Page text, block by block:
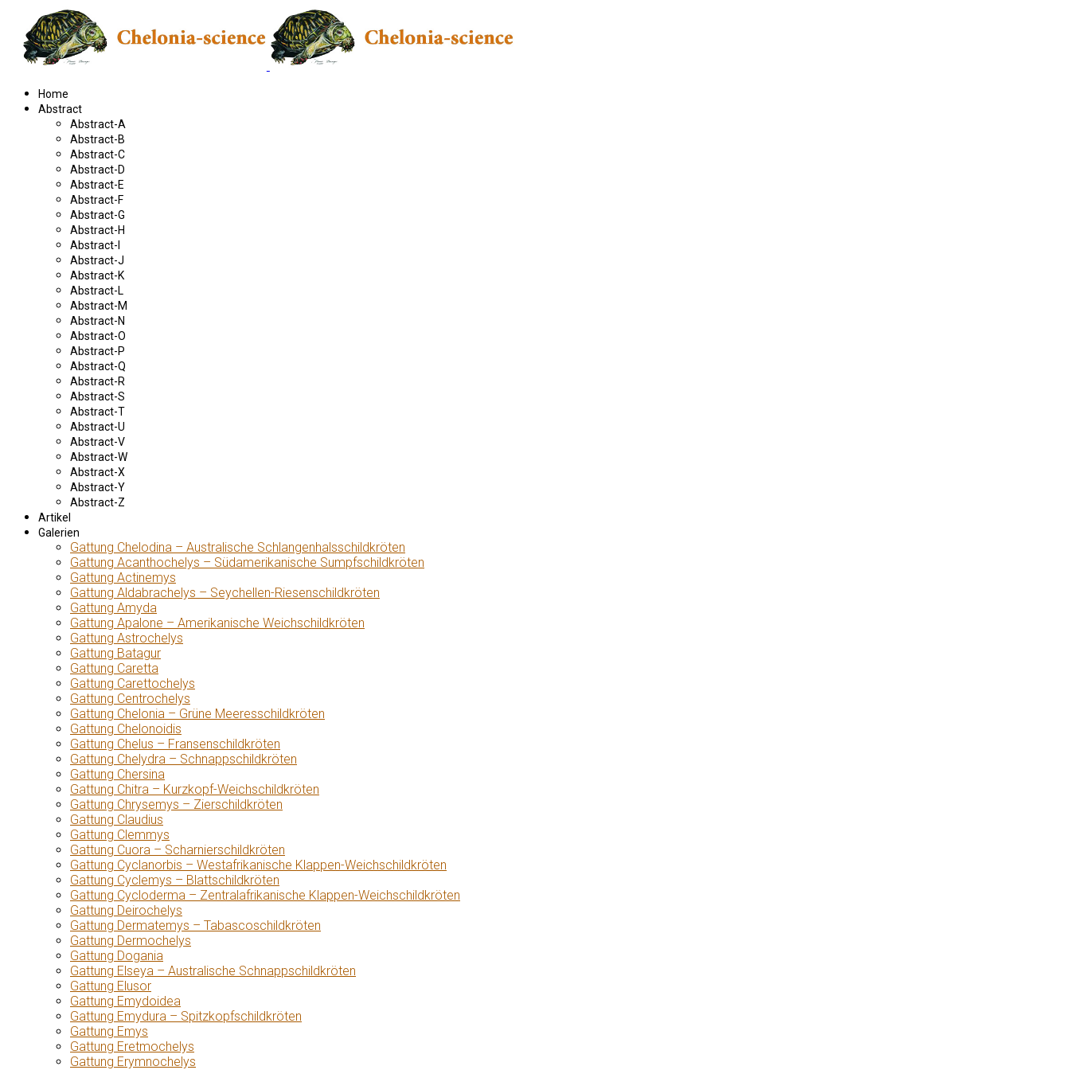
Home
Abstract
Abstract-A
Abstract-B
Abstract-C
Abstract-D
Abstract-E
Abstract-F
Abstract-G
Abstract-H
Abstract-I
Abstract-J
Abstract-K
Abstract-L
Abstract-M
Abstract-N
Abstract-O
Abstract-P
Abstract-Q
Abstract-R
Abstract-S
Abstract-T
Abstract-U
Abstract-V
Abstract-W
Abstract-X
Abstract-Y
Abstract-Z
Artikel
Galerien
Gattung Chelodina – Australische Schlangenhalsschildkröten
Gattung Acanthochelys – Südamerikanische Sumpfschildkröten
Gattung Actinemys
Gattung Aldabrachelys – Seychellen-Riesenschildkröten
Gattung Amyda
Gattung Apalone – Amerikanische Weichschildkröten
Gattung Astrochelys
Gattung Batagur
Gattung Caretta
Gattung Carettochelys
Gattung Centrochelys
Gattung Chelonia – Grüne Meeresschildkröten
Gattung Chelonoidis
Gattung Chelus – Fransenschildkröten
Gattung Chelydra – Schnappschildkröten
Gattung Chersina
Gattung Chitra – Kurzkopf-Weichschildkröten
Gattung Chrysemys – Zierschildkröten
Gattung Claudius
Gattung Clemmys
Gattung Cuora – Scharnierschildkröten
Gattung Cyclanorbis – Westafrikanische Klappen-Weichschildkröten
Gattung Cyclemys – Blattschildkröten
Gattung Cycloderma – Zentralafrikanische Klappen-Weichschildkröten
Gattung Deirochelys
Gattung Dermatemys – Tabascoschildkröten
Gattung Dermochelys
Gattung Dogania
Gattung Elseya – Australische Schnappschildkröten
Gattung Elusor
Gattung Emydoidea
Gattung Emydura – Spitzkopfschildkröten
Gattung Emys
Gattung Eretmochelys
Gattung Erymnochelys